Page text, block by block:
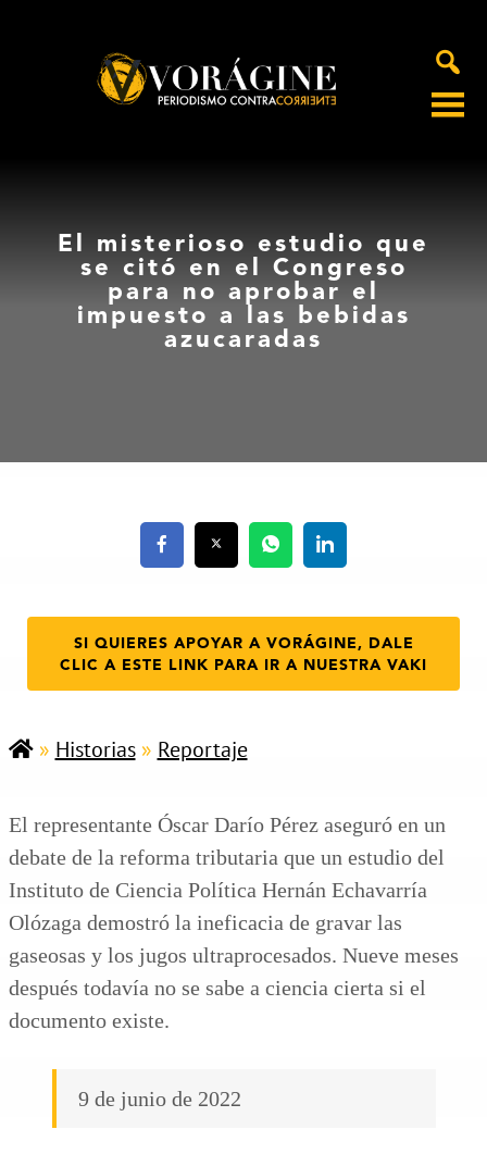
El misterioso estudio que
se citó en el Congreso
para no aprobar el
impuesto a las bebidas
azucaradas
SI QUIERES APOYAR A VORÁGINE, DALE
CLIC A ESTE LINK PARA IR A NUESTRA VAKI
» Historias» Reportaje
El representante Óscar Darío Pérez aseguró en un
debate de la reforma tributaria que un estudio del
Instituto de Ciencia Política Hernán Echavarría
Olózaga demostró la ineficacia de gravar las
gaseosas y los jugos ultraprocesados. Nueve meses
después todavía no se sabe a ciencia cierta si el
documento existe.
9 de junio de 2022